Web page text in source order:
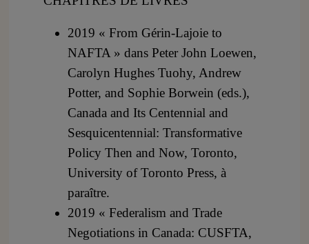
2019 « From Gérin-Lajoie to
NAFTA » dans Peter John Loewen,
Carolyn Hughes Tuohy, Andrew
Potter, and Sophie Borwein (eds.),
Canada and Its Centennial and
Sesquicentennial: Transformative
Policy Then and Now, Toronto,
University of Toronto Press, à
paraître.
2019 « Federalism and Trade
Negotiations in Canada: CUSFTA,